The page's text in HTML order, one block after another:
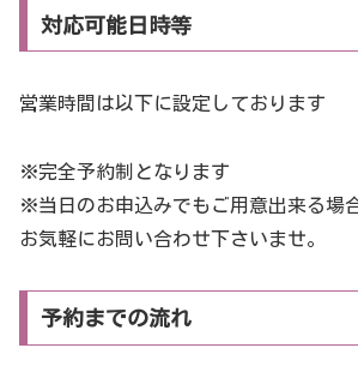
対応可能日時等
営業時間は以下に設定しております
※完全予約制となります
※当日のお申込みでもご用意出来る場
お気軽にお問い合わせ下さいませ。
予約までの流れ